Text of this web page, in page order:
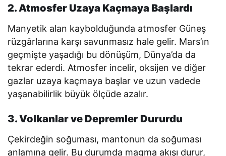
2. Atmosfer Uzaya Kaçmaya Başlardı
Manyetik alan kaybolduğunda atmosfer Güneş
rüzgârlarına karşı savunmasız hale gelir. Mars’ın
geçmişte yaşadığı bu dönüşüm, Dünya’da da
tekrar ederdi. Atmosfer incelir, oksijen ve diğer
gazlar uzaya kaçmaya başlar ve uzun vadede
yaşanabilirlik büyük ölçüde azalır.
3. Volkanlar ve Depremler Dururdu
Çekirdeğin soğuması, mantonun da soğuması
anlamına gelir. Bu durumda magma akışı durur,